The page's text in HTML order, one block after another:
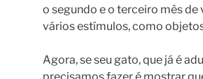
o segundo e o terceiro mês
vários estímulos, como
Agora, se seu gato, que já é